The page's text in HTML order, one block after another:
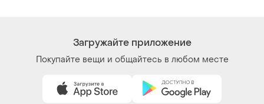
Загружайте приложение
Покупайте вещи и общайтесь в любом месте